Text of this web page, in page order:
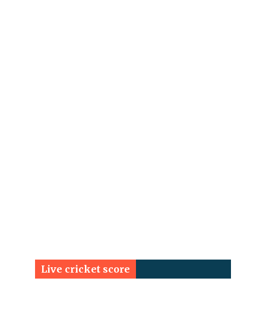
Live cricket score